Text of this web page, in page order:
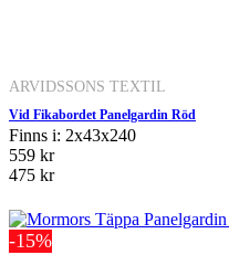
ARVIDSSONS TEXTIL
Vid Fikabordet Panelgardin Röd
Finns i: 2x43x240
559 kr
475 kr
-15%